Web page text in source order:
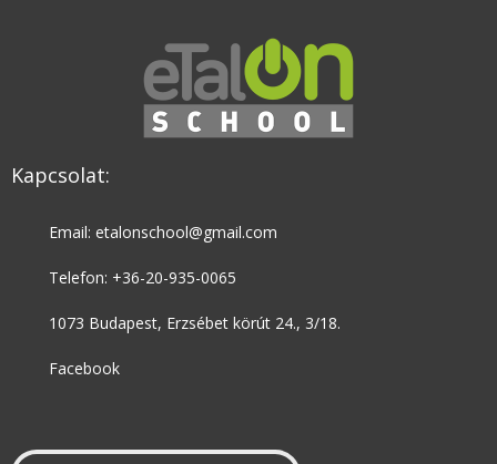
Kapcsolat:
Email: etalonschool@gmail.com
Telefon: +36-20-935-0065
1073 Budapest, Erzsébet körút 24., 3/18.
Facebook